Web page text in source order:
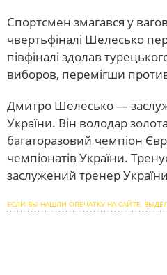
Спортсмен змагався у
чвертьфіналі Шелесько
півфіналі здолав
виборов, перемігши
Дмитро Шелесько —
України. Він володар золота
багаторазовий чемпіон
чемпіонатів України.
заслужений тренер
ЕСЛИ ВЫ НАШЛИ ОПЕЧАТКУ НА САЙТЕ,